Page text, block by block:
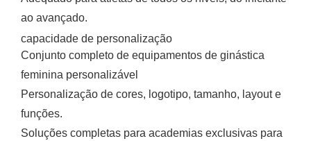
ao avançado.
capacidade de personalização
Conjunto completo de equipamentos de ginástica
feminina personalizável
Personalização de cores, logotipo, tamanho, layout e
funções.
Soluções completas para academias exclusivas para